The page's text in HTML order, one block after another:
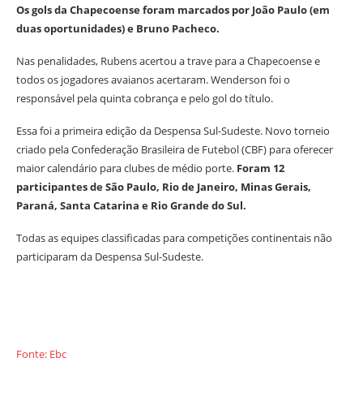
Os gols da Chapecoense foram marcados por João Paulo (em
duas oportunidades) e Bruno Pacheco.
Nas penalidades, Rubens acertou a trave para a Chapecoense e
todos os jogadores avaianos acertaram. Wenderson foi o
responsável pela quinta cobrança e pelo gol do título.
Essa foi a primeira edição da Despensa Sul-Sudeste. Novo torneio
criado pela Confederação Brasileira de Futebol (CBF) para oferecer
maior calendário para clubes de médio porte. Foram 12
participantes de São Paulo, Rio de Janeiro, Minas Gerais,
Paraná, Santa Catarina e Rio Grande do Sul.
Todas as equipes classificadas para competições continentais não
participaram da Despensa Sul-Sudeste.
Fonte: Ebc